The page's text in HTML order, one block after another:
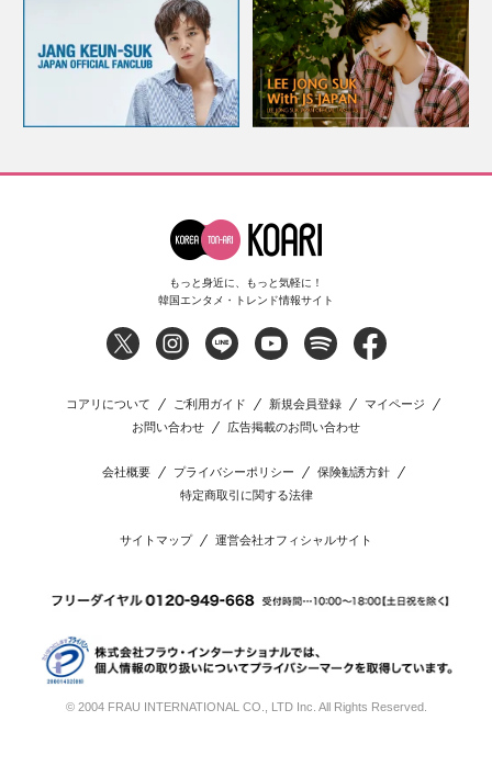
もっと身近に、もっと気軽に！
韓国エンタメ・トレンド情報サイト
コアリについて ご利用ガイド 新規会員登録
マイページ
お問い合わせ
広告掲載のお問い合わせ
会社概要 プライバシーポリシー
保険勧誘方針
特定商取引に関する法律
サイトマップ 運営会社オフィシャルサイト
© 2004 FRAU INTERNATIONAL CO., LTD Inc. All Rights Reserved.